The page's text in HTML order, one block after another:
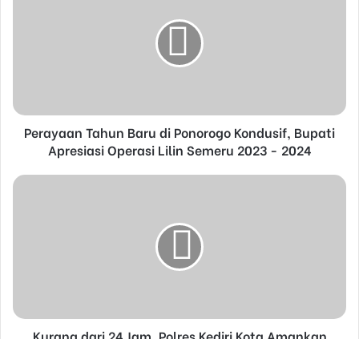
d
s
Perayaan Tahun Baru di Ponorogo Kondusif, Bupati
Apresiasi Operasi Lilin Semeru 2023 - 2024